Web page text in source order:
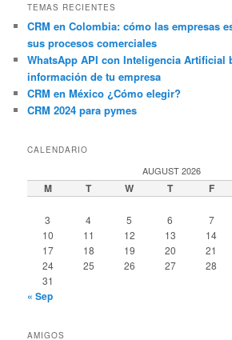
TEMAS RECIENTES
CRM en Colombia: cómo las empresas
sus procesos comerciales
WhatsApp API con Inteligencia Artificial
información de tu empresa
CRM en México ¿Cómo elegir?
CRM 2024 para pymes
CALENDARIO
AUGUST 2026
M T W T F
3
4 5 6 7
10
11 12 13 14
17
18 19 20 21
24
25 26 27 28
31
« Sep
AMIGOS